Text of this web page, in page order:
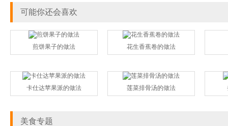
可能你还会喜欢
煎饼果子的做法 花生香蕉卷的做法
卡仕达苹果派的做法 莲菜排骨汤的做法
美食专题